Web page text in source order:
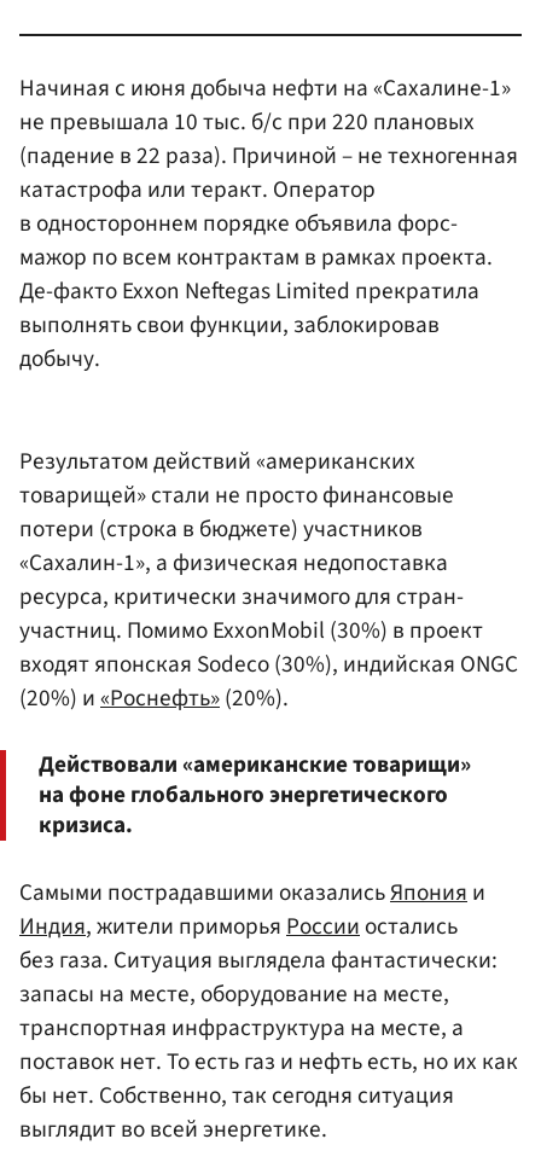
Начиная с июня добыча нефти на «Сахалине-1»
не превышала 10 тыс. б/с при 220 плановых
(падение в 22 раза). Причиной – не техногенная
катастрофа или теракт. Оператор
в одностороннем порядке объявила форс-
мажор по всем контрактам в рамках проекта.
Де-факто Exxon Neftegas Limited прекратила
выполнять свои функции, заблокировав
добычу.
Результатом действий «американских
товарищей» стали не просто финансовые
потери (строка в бюджете) участников
«Сахалин-1», а физическая недопоставка
ресурса, критически значимого для стран-
участниц. Помимо ExxonMobil (30%) в проект
входят японская Sodeco (30%), индийская ONGC
(20%) и«Роснефть»(20%).
Действовали «американские товарищи»
на фоне глобального энергетического
кризиса.
Самыми пострадавшими оказалисьЯпонияи
Индия, жители приморьяРоссииостались
без газа. Ситуация выглядела фантастически:
запасы на месте, оборудование на месте,
транспортная инфраструктура на месте, а
поставок нет. То есть газ и нефть есть, но их как
бы нет. Собственно, так сегодня ситуация
выглядит во всей энергетике.